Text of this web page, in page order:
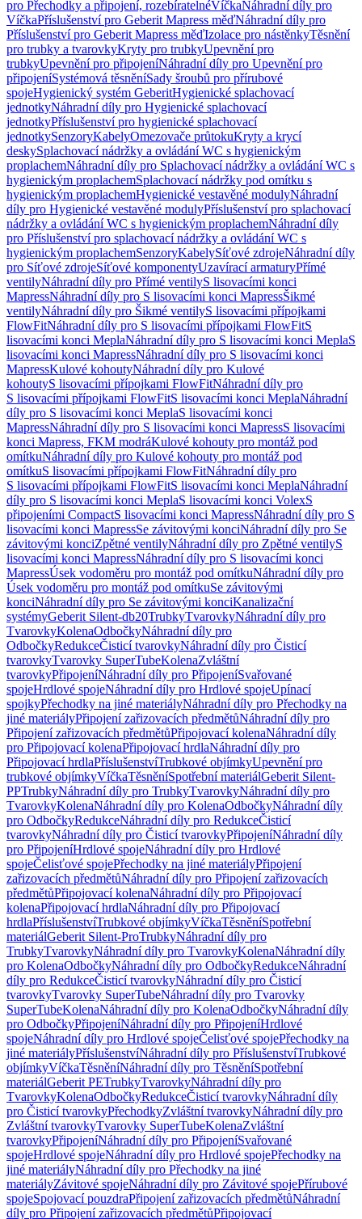
pro Přechodky a připojení, rozebíratelnéVíčkaNáhradní díly pro
VíčkaPříslušenství pro Geberit Mapress měďNáhradní díly pro
Příslušenství pro Geberit Mapress měďIzolace pro nástěnkyTěsnění
pro trubky a tvarovkyKryty pro trubkyUpevnění pro
trubkyUpevnění pro připojeníNáhradní díly pro Upevnění pro
připojeníSystémová těsněníSady šroubů pro přírubové
spojeHygienický systém GeberitHygienické splachovací
jednotkyNáhradní díly pro Hygienické splachovací
jednotkyPříslušenství pro hygienické splachovací
jednotkySenzoryKabelyOmezovače průtokuKryty a krycí
deskySplachovací nádržky a ovládání WC s hygienickým
proplachemNáhradní díly pro Splachovací nádržky a ovládání WC s
hygienickým proplachemSplachovací nádržky pod omítku s
hygienickým proplachemHygienické vestavěné modulyNáhradní
díly pro Hygienické vestavěné modulyPříslušenství pro splachovací
nádržky a ovládání WC s hygienickým proplachemNáhradní díly
pro Příslušenství pro splachovací nádržky a ovládání WC s
hygienickým proplachemSenzoryKabelySíťové zdrojeNáhradní díly
pro Síťové zdrojeSíťové komponentyUzavírací armaturyPřímé
ventilyNáhradní díly pro Přímé ventilyS lisovacími konci
MapressNáhradní díly pro S lisovacími konci MapressŠikmé
ventilyNáhradní díly pro Šikmé ventilyS lisovacími přípojkami
FlowFitNáhradní díly pro S lisovacími přípojkami FlowFitS
lisovacími konci MeplaNáhradní díly pro S lisovacími konci MeplaS
lisovacími konci MapressNáhradní díly pro S lisovacími konci
MapressKulové kohoutyNáhradní díly pro Kulové
kohoutyS lisovacími přípojkami FlowFitNáhradní díly pro
S lisovacími přípojkami FlowFitS lisovacími konci MeplaNáhradní
díly pro S lisovacími konci MeplaS lisovacími konci
MapressNáhradní díly pro S lisovacími konci MapressS lisovacími
konci Mapress, FKM modráKulové kohouty pro montáž pod
omítkuNáhradní díly pro Kulové kohouty pro montáž pod
omítkuS lisovacími přípojkami FlowFitNáhradní díly pro
S lisovacími přípojkami FlowFitS lisovacími konci MeplaNáhradní
díly pro S lisovacími konci MeplaS lisovacími konci VolexS
připojeními CompactS lisovacími konci MapressNáhradní díly pro S
lisovacími konci MapressSe závitovými konciNáhradní díly pro Se
závitovými konciZpětné ventilyNáhradní díly pro Zpětné ventilyS
lisovacími konci MapressNáhradní díly pro S lisovacími konci
MapressÚsek vodoměru pro montáž pod omítkuNáhradní díly pro
Úsek vodoměru pro montáž pod omítkuSe závitovými
konciNáhradní díly pro Se závitovými konciKanalizační
systémyGeberit Silent-db20TrubkyTvarovkyNáhradní díly pro
TvarovkyKolenaOdbočkyNáhradní díly pro
OdbočkyRedukceČisticí tvarovkyNáhradní díly pro Čisticí
tvarovkyTvarovky SuperTubeKolenaZvláštní
tvarovkyPřipojeníNáhradní díly pro PřipojeníSvařované
spojeHrdlové spojeNáhradní díly pro Hrdlové spojeUpínací
spojkyPřechodky na jiné materiályNáhradní díly pro Přechodky na
jiné materiályPřipojení zařizovacích předmětůNáhradní díly pro
Připojení zařizovacích předmětůPřipojovací kolenaNáhradní díly
pro Připojovací kolenaPřipojovací hrdlaNáhradní díly pro
Připojovací hrdlaPříslušenstvíTrubkové objímkyUpevnění pro
trubkové objímkyVíčkaTěsněníSpotřební materiálGeberit Silent-
PPTrubkyNáhradní díly pro TrubkyTvarovkyNáhradní díly pro
TvarovkyKolenaNáhradní díly pro KolenaOdbočkyNáhradní díly
pro OdbočkyRedukceNáhradní díly pro RedukceČisticí
tvarovkyNáhradní díly pro Čisticí tvarovkyPřipojeníNáhradní díly
pro PřipojeníHrdlové spojeNáhradní díly pro Hrdlové
spojeČelisťové spojePřechodky na jiné materiályPřipojení
zařizovacích předmětůNáhradní díly pro Připojení zařizovacích
předmětůPřipojovací kolenaNáhradní díly pro Připojovací
kolenaPřipojovací hrdlaNáhradní díly pro Připojovací
hrdlaPříslušenstvíTrubkové objímkyVíčkaTěsněníSpotřební
materiálGeberit Silent-ProTrubkyNáhradní díly pro
TrubkyTvarovkyNáhradní díly pro TvarovkyKolenaNáhradní díly
pro KolenaOdbočkyNáhradní díly pro OdbočkyRedukceNáhradní
díly pro RedukceČisticí tvarovkyNáhradní díly pro Čisticí
tvarovkyTvarovky SuperTubeNáhradní díly pro Tvarovky
SuperTubeKolenaNáhradní díly pro KolenaOdbočkyNáhradní díly
pro OdbočkyPřipojeníNáhradní díly pro PřipojeníHrdlové
spojeNáhradní díly pro Hrdlové spojeČelisťové spojePřechodky na
jiné materiályPříslušenstvíNáhradní díly pro PříslušenstvíTrubkové
objímkyVíčkaTěsněníNáhradní díly pro TěsněníSpotřební
materiálGeberit PETrubkyTvarovkyNáhradní díly pro
TvarovkyKolenaOdbočkyRedukceČisticí tvarovkyNáhradní díly
pro Čisticí tvarovkyPřechodkyZvláštní tvarovkyNáhradní díly pro
Zvláštní tvarovkyTvarovky SuperTubeKolenaZvláštní
tvarovkyPřipojeníNáhradní díly pro PřipojeníSvařované
spojeHrdlové spojeNáhradní díly pro Hrdlové spojePřechodky na
jiné materiályNáhradní díly pro Přechodky na jiné
materiályZávitové spojeNáhradní díly pro Závitové spojePřírubové
spojeSpojovací pouzdraPřipojení zařizovacích předmětůNáhradní
díly pro Připojení zařizovacích předmětůPřipojovací